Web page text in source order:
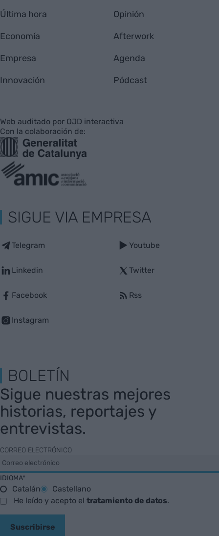
Última hora
Economía
Empresa
Innovación
Opinión
Afterwork
Agenda
Pódcast
Web auditado por OJD interactiva
Con la colaboración de:
SIGUE VIA EMPRESA
Telegram
Linkedin
Facebook
Instagram
Youtube
Twitter
Rss
BOLETÍN
Sigue nuestras mejores
historias, reportajes y
entrevistas.
CORREO ELECTRÓNICO
IDIOMA*
Catalán
Castellano
He leído y acepto el tratamiento de datos.
Suscribirse